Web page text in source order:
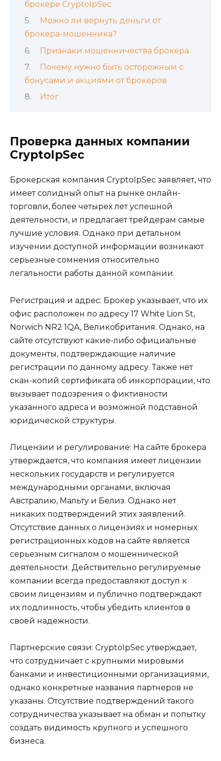
брокере CryptoIpSec
Можно ли вернуть деньги от
брокера-мошенника?
Признаки мошенничества брокера
Почему нужно быть осторожным с
бонусами и акциями от брокеров
Итог
Проверка данных компании
CryptoIpSec
Брокерская компания CryptoIpSec заявляет, что
имеет солидный опыт на рынке онлайн-
торговли, более четырех лет успешной
деятельности, и предлагает трейдерам самые
лучшие условия. Однако при детальном
изучении доступной информации возникают
серьезные сомнения относительно
легальности работы данной компании.
Регистрация и адрес: Брокер указывает, что их
офис расположен по адресу 17 White Lion St,
Norwich NR2 1QA, Великобритания. Однако, на
сайте отсутствуют какие-либо официальные
документы, подтверждающие наличие
регистрации по данному адресу. Также нет
скан-копий сертификата об инкорпорации, что
вызывает подозрения о фиктивности
указанного адреса и возможной подставной
юридической структуры.
Лицензии и регулирование: На сайте брокера
утверждается, что компания имеет лицензии
нескольких государств и регулируется
международными органами, включая
Австралию, Мальту и Белиз. Однако нет
никаких подтверждений этих заявлений.
Отсутствие данных о лицензиях и номерных
регистрационных кодов на сайте является
серьезным сигналом о мошеннической
деятельности. Действительно регулируемые
компании всегда предоставляют доступ к
своим лицензиям и публично подтверждают
их подлинность, чтобы убедить клиентов в
своей надежности.
Партнерские связи: CryptoIpSec утверждает,
что сотрудничает с крупными мировыми
банками и инвестиционными организациями,
однако конкретные названия партнеров не
указаны. Отсутствие подтверждений такого
сотрудничества указывает на обман и попытку
создать видимость крупного и успешного
бизнеса.